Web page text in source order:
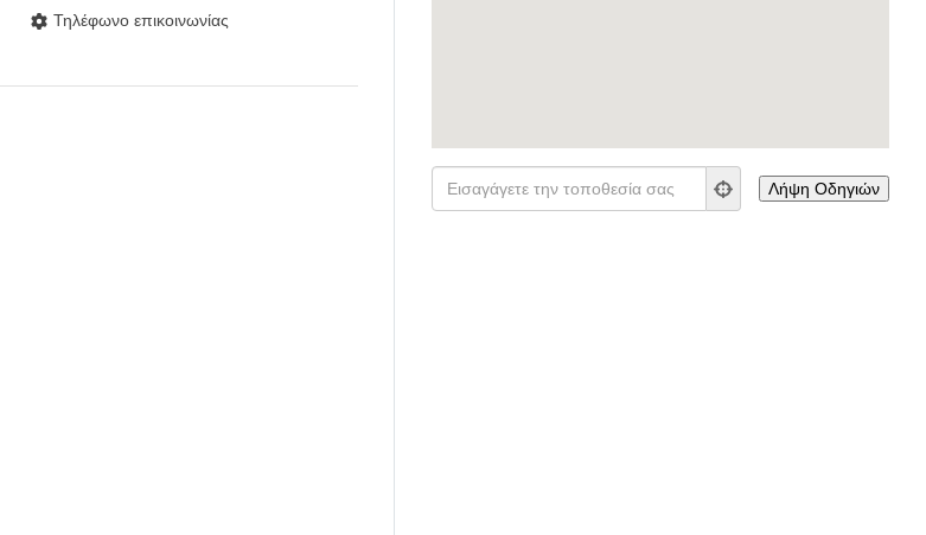
Τηλέφωνο επικοινωνίας